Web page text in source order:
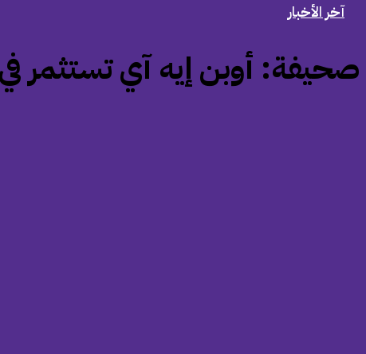
آخر الأخبار
‏صحيفة: أوبن إيه آي تستثمر